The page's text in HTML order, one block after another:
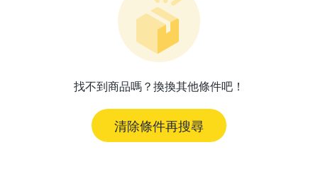
找不到商品嗎？換換其他條件吧！
清除條件再搜尋